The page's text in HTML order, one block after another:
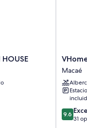
VHome
Flat
Hotel
Macaé
Macaé
9.6
de
9.6
31